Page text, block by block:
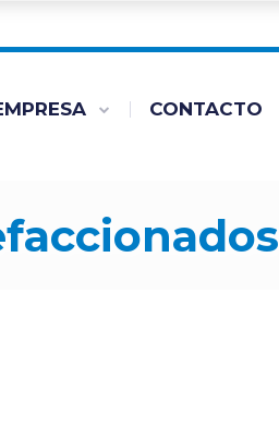
CONTACTO